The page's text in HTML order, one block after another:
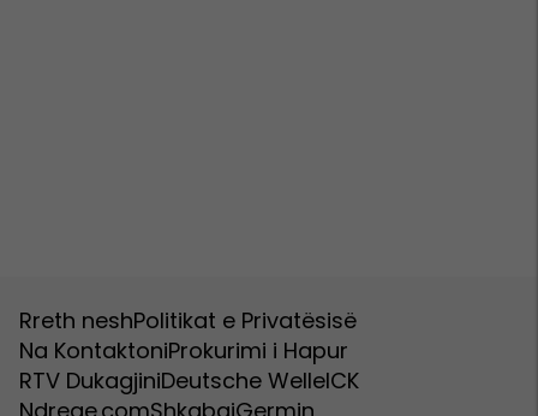
Rreth neshPolitikat e Privatësisë
Na KontaktoniProkurimi i Hapur
RTV DukagjiniDeutsche WelleICK